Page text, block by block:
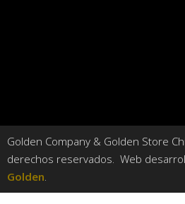
Golden Company & Golden Store
derechos reservados. Web
Golden.